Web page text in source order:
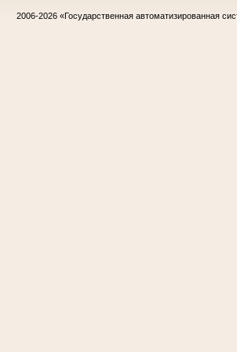
2006-2026 «Государственная автоматизированная